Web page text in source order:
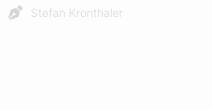
Stefan Kronthaler